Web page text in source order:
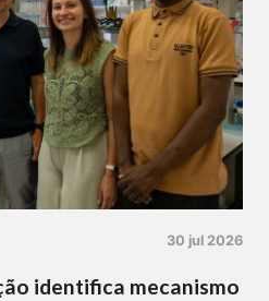
30 jul 2026
identifica mecanismo